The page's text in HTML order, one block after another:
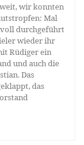
wir konnten
Mal
durchgeführt
wieder ihr
Rüdiger ein
und auch die
Das
das